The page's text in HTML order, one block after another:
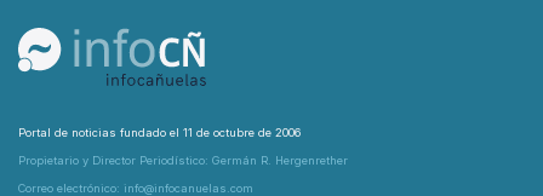
Portal de noticias fundado el 11 de octubre de 2006
Propietario y Director Periodístico: Germán R. Hergenrether
Correo electrónico: info@infocanuelas.com